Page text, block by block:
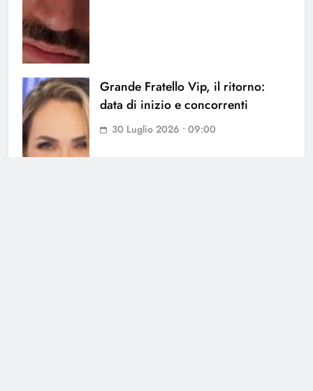
Grande Fratello Vip, il ritorno:
data di inizio e concorrenti
30 Luglio 2026 • 09:00